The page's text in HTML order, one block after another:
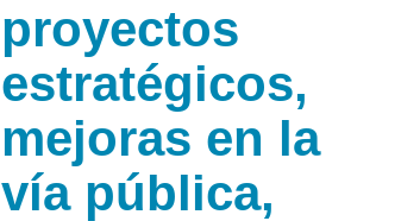
proyectos
estratégicos,
mejoras en la
vía pública,